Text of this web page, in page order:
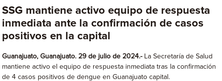
SSG mantiene activo equipo de respuesta
inmediata ante la confirmación de casos
positivos en la capital
Guanajuato, Guanajuato. 29 de julio de 2024.-La Secretaría de Salud
mantiene activo el equipo de respuesta inmediata tras la confirmación
de 4 casos positivos de dengue en Guanajuato capital.